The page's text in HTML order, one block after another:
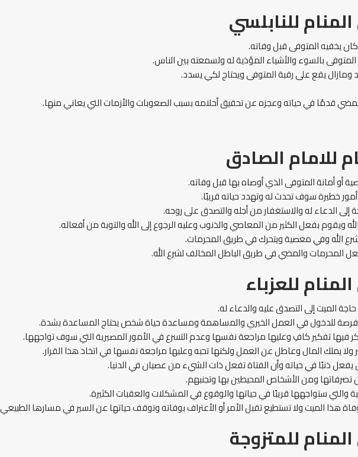
للنابلسي
يخفيه المتوفى قبل وفاته.
المتوفى بالسوء والأشياء المؤذية له ولسمعته بين الناس.
ومازال يقع على رقبة المتوفى ويحتاج لكي يسدد.
قدمًا في حياته وعجزه عن تحقيق أحلامه بسبب الصعوبات والأزمات التي يعاني منها.
للامام الصادق
أو أمانة المتوفى الذي أوصاه بها قبل وفاته.
خطيرة سوف تحدث له وتهدد حياته قريبًا.
إلى الدعاء له والاستغفار من أجله والتصدق على روحه.
ويقوم بفعل الكثير من المعاصي والذنوب وعليه الرجوع إلى الله والتوبة من أفعاله.
الله وفي معصية ويتحرك في طريق المحرمات.
المحرمات والمضي في طريق الباطل المخالف لشرع الله.
للعزباء
حاجة الميت إلى التصدق عليه والدعاء له.
فرصة للدخول في العمل الخيري والمساهمة ومساعدة حياة شخص يحتاج المساعدة بشدة.
فيها تفكير كافِ وعليها مراجعة نفسها وعدم التسرع في الأمور المصيرية التي سوف تواجهها.
يملك المال وعاطل عن العمل ولكنها تحبه وعليها مراجعة نفسها في اتخاذ هذا القرار.
يفعل ذنبًا في حياته وأن الفتاة تفعل ذات الشيء من عصيان في الدنيا.
من تصرفاتها ومن الأشخاص المحيطين بها وتجنبهم.
والتي ستواجهها قريبًا في حياتها والوقوع في المشكلات والعقبات الكثيرة.
هذا الميت ولا تستطيع تقبل الأمر أو الأعتراف بوفاته وتوقف حياتها عن السير في مسارها
للمتزوجة